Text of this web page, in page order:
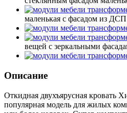
маленькая с фасадом из ДСП
вещей с зеркальными
Описание
Откидная двухъярусная кровать
популярная модель для жилых